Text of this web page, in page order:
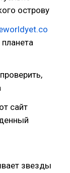
острову
сайт
звезды